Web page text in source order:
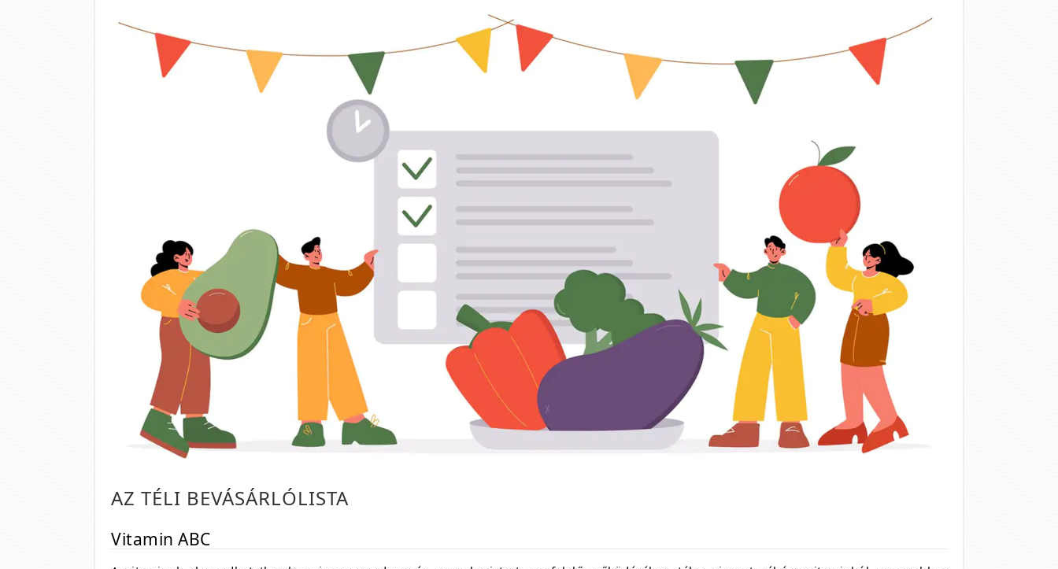
AZ TÉLI BEVÁSÁRLÓLISTA
Vitamin ABC